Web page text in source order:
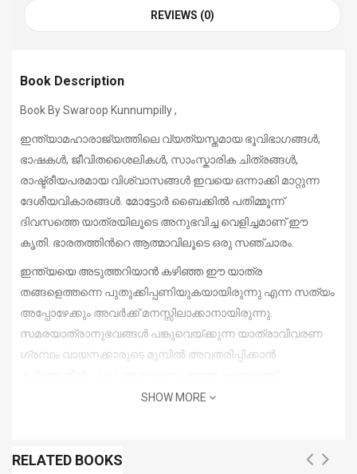
REVIEWS (0)
Book Description
Book By Swaroop Kunnumpilly ,
ഇന്ത്യാമഹാരാജ്യത്തിലെ വ്യത്യസ്തമായ ഭൂവിഭാഗങ്ങള്‍,
ഭാഷകള്‍, ജീവിതശൈലികള്‍, സാംസ്കാരിക ചിത്രങ്ങള്‍,
രാഷ്ട്രീയപരമായ വിശ്വാസങ്ങള്‍ ഇവയെ ഒന്നാക്കി മാറ്റുന്ന
ദേശീയവികാരങ്ങള്‍. മോട്ടോര്‍ ബൈക്കില്‍ പതിമ്മൂന്ന്
ദിവസത്തെ യാത്രയിലൂടെ അനുഭവിച്ച വെളിച്ചമാണ് ഈ
കൃതി. ഭാരതത്തിന്‍റെ ആത്മാവിലൂടെ ഒരു സഞ്ചാരം.
ഇന്ത്യയെ അടുത്തറിയാന്‍ കഴിഞ്ഞ ഈ യാത്ര
തങ്ങളെത്തന്നെ പുതുക്കിപ്പണിയുകയായിരുന്നു എന്ന സത്യം
അപ്പോഴേക്കും അവര്‍ക്ക് മനസ്സിലാക്കാനായിരുന്നു.
സമരയാത്രാനുഭവങ്ങള്‍ പങ്കുവെയ്ക്കുന്ന യാത്രാവിവരണ
ഗ്രന്ഥം വായനക്കാരുടെ മുമ്പില്‍ അവതരിപ്പിക്കാന്‍
SHOW MORE
RELATED BOOKS